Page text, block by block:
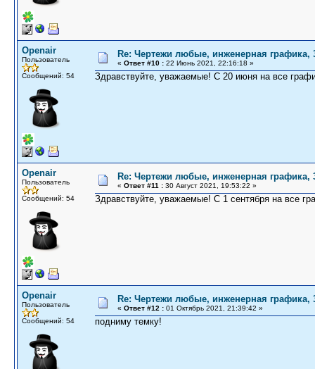
Openair
Пользователь
Сообщений: 54
Re: Чертежи любые, инженерная графика,
« Ответ #10 : 22 Июнь 2021, 22:16:18 »
Здравствуйте, уважаемые! С 20 июня на все
Openair
Пользователь
Сообщений: 54
Re: Чертежи любые, инженерная графика,
« Ответ #11 : 30 Август 2021, 19:53:22 »
Здравствуйте, уважаемые! С 1 сентября на все
Openair
Пользователь
Сообщений: 54
Re: Чертежи любые, инженерная графика,
« Ответ #12 : 01 Октябрь 2021, 21:39:42 »
подниму темку!